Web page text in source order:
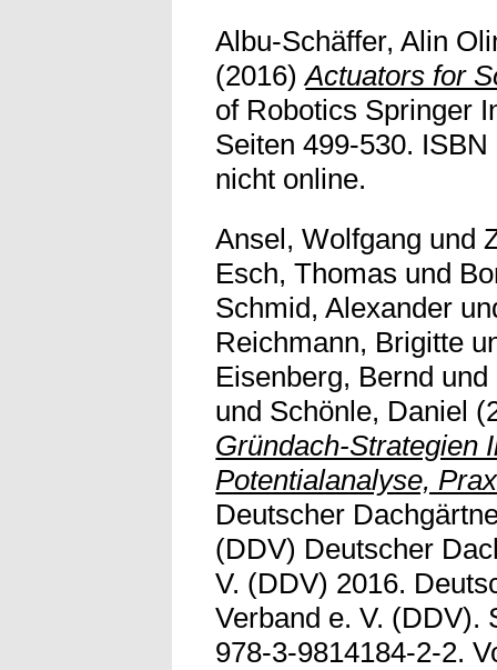
Albu-Schäffer, Alin
(2016)Actuators for
of Robotics Springer
Seiten 499-530.
nicht online.
Ansel, Wolfgang und
Esch, Thomas und
Schmid, Alexander
Reichmann, Brigitte
Eisenberg, Bernd und
und Schönle, Daniel
Gründach-Strategien
Potentialanalyse,
Deutscher
(DDV) Deutscher
V. (DDV) 2016.
Verband e. V. (DDV).
978-3-9814184-2-2.